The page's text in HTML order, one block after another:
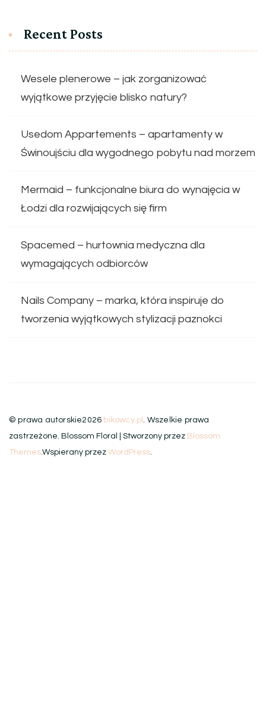
Recent Posts
Wesele plenerowe – jak zorganizować
wyjątkowe przyjęcie blisko natury?
Usedom Appartements – apartamenty w
Świnoujściu dla wygodnego pobytu nad morzem
Mermaid – funkcjonalne biura do wynajęcia w
Łodzi dla rozwijających się firm
Spacemed – hurtownia medyczna dla
wymagających odbiorców
Nails Company – marka, która inspiruje do
tworzenia wyjątkowych stylizacji paznokci
© prawa autorskie2026 bikowcy.pl. Wszelkie prawa
zastrzeżone. Blossom Floral | Stworzony przez Blossom
Themes.Wspierany przez WordPress.